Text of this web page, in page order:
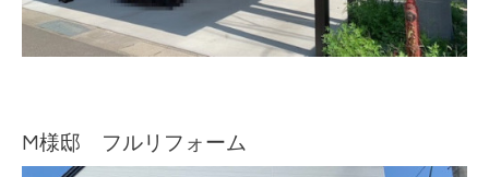
M様邸 フルリフォーム